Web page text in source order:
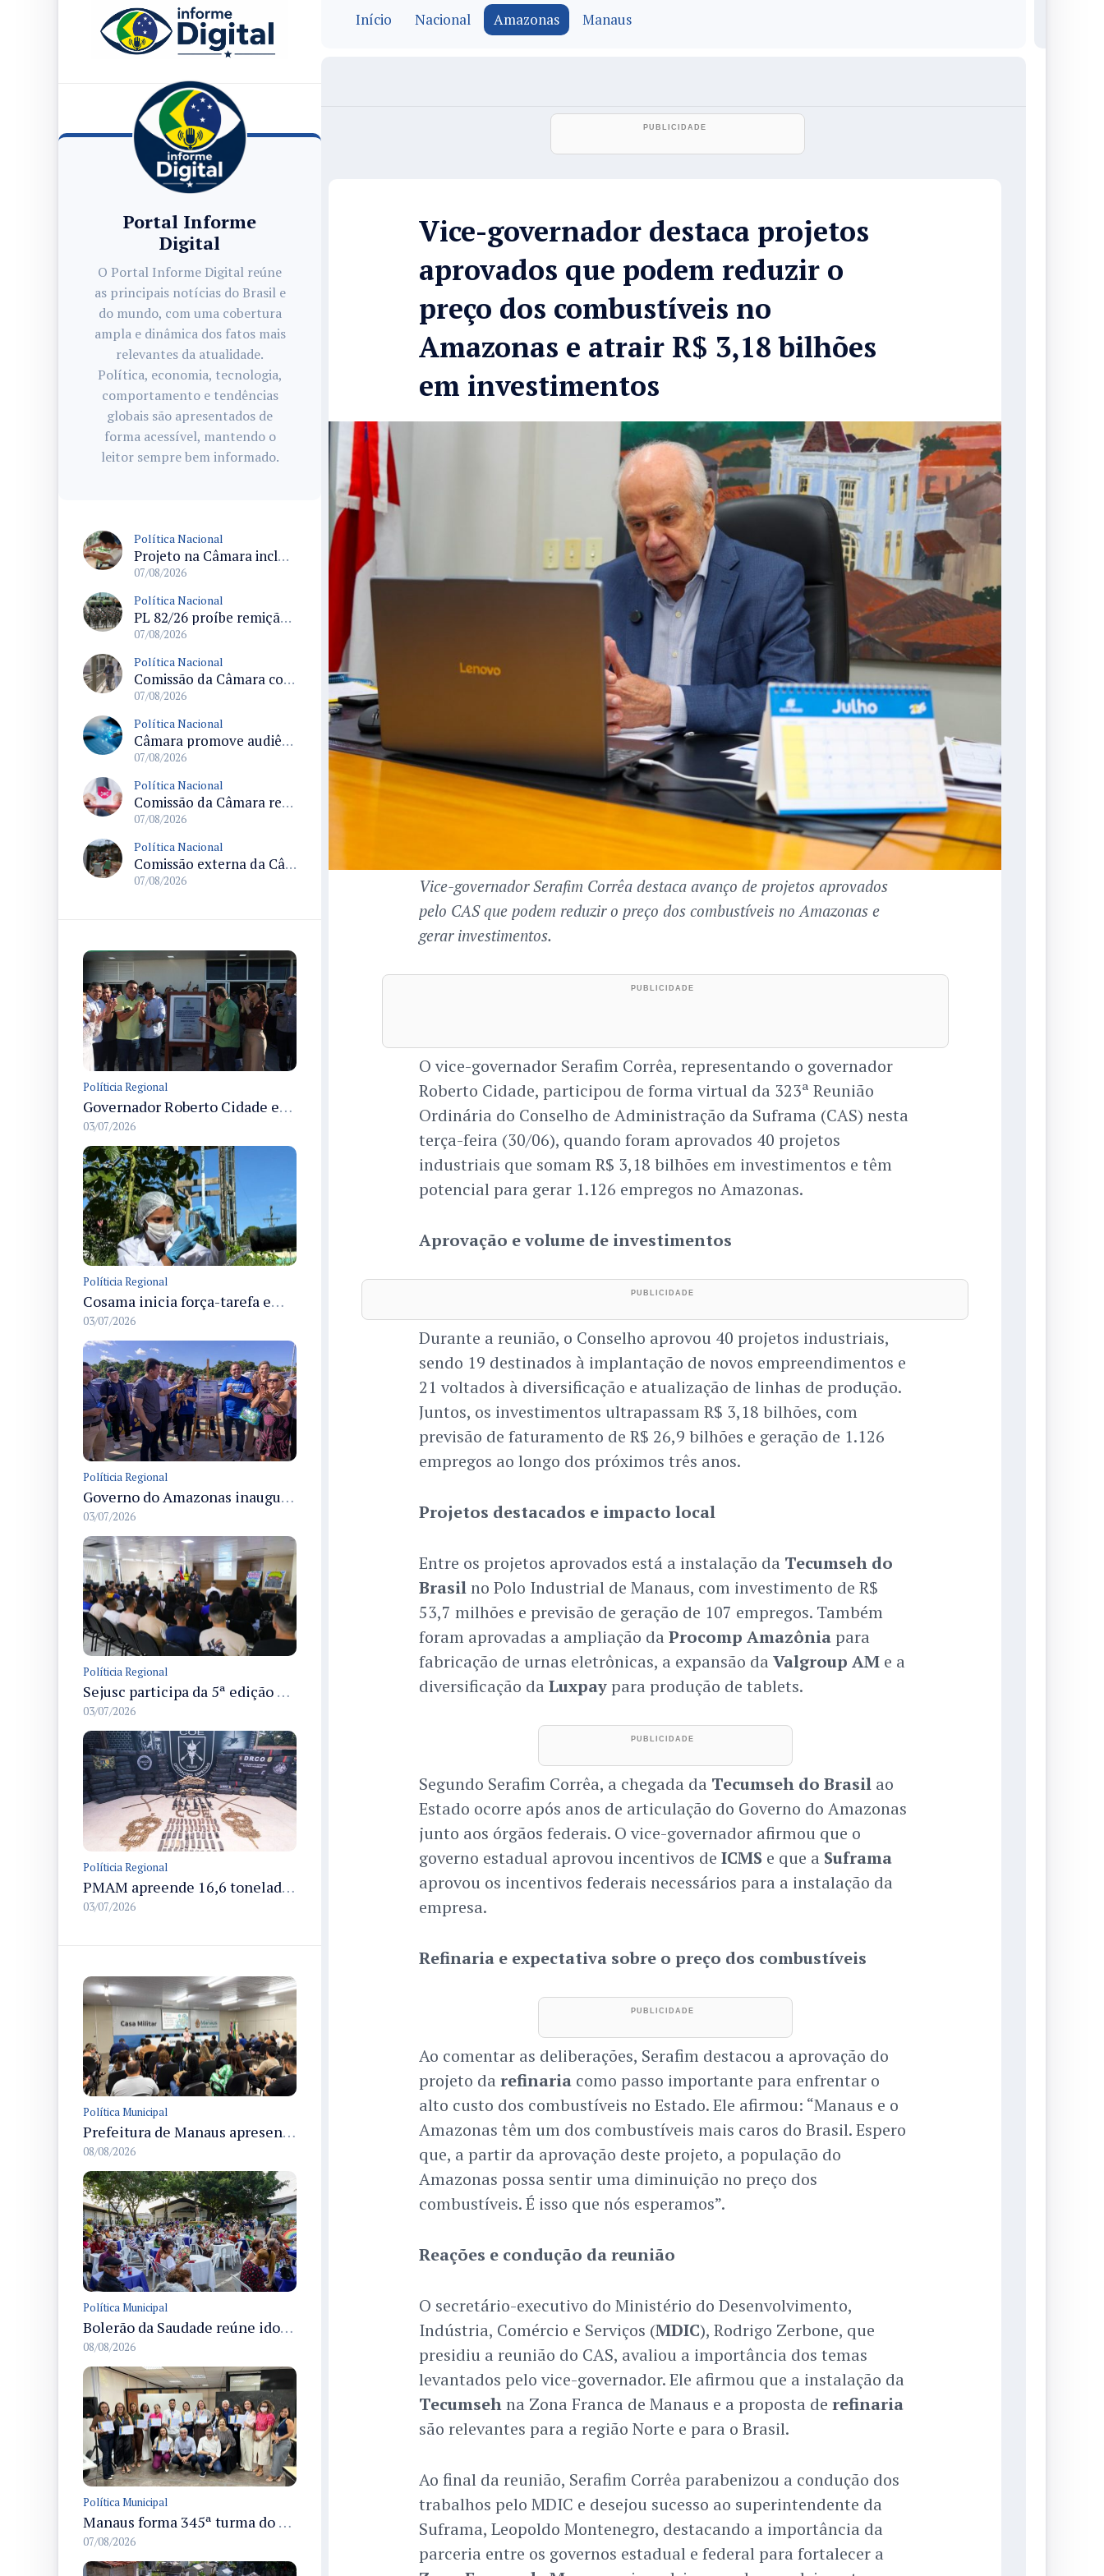
Portal Informe
Digital
O Portal Informe Digital reúne
as principais notícias do Brasil e
do mundo, com uma cobertura
ampla e dinâmica dos fatos mais
relevantes da atualidade.
Política, economia, tecnologia,
comportamento e tendências
globais são apresentados de
forma acessível, mantendo o
leitor sempre bem informado.
Política Nacional
Projeto na Câmara inclui estudantes com deficiência no regime escolar especial da LDB e estabelece critérios para frequência
07/08/2026
Política Nacional
PL 82/26 proíbe remição de pena por trabalho em funções militares para condenados por crimes contra o Estado Democrático de Direito
07/08/2026
Política Nacional
Comissão da Câmara convoca audiência para discutir misoginia nas escolas e universidades após divulgação de listas misóginas
07/08/2026
Política Nacional
Câmara promove audiência sobre Marco de Fomento à Economia Digital e impactos da inteligência artificial
07/08/2026
Política Nacional
Comissão da Câmara realiza audiência sobre apostas online para medir o tamanho do mercado ilegal
07/08/2026
Política Nacional
Comissão externa da Câmara convoca audiência pública sobre chuvas na Zona da Mata de Minas Gerais e impactos em Juiz de Fora
07/08/2026
Políticia Regional
Governador Roberto Cidade entrega readequação do ambulatório da FCecon e amplia capacidade de atendimento oncológico em Manaus
03/07/2026
Políticia Regional
Cosama inicia força-tarefa em Anamã para fortalecer abastecimento de água e segurança hídrica da população
03/07/2026
Políticia Regional
Governo do Amazonas inaugura primeiro Castramóvel Fluvial para atendimento veterinário às comunidades ribeirinhas e castração gratuita
03/07/2026
Políticia Regional
Sejusc participa da 5ª edição do Caminhos Literários com foco na cultura hip-hop nas unidades socioeducativas
03/07/2026
Políticia Regional
PMAM apreende 16,6 toneladas de entorpecentes e registra aumento nas prisões em flagrante e nas capturas de foragidos no primeiro semestre de 2026
03/07/2026
Política Municipal
Prefeitura de Manaus apresenta Plano de Integridade da CGM e qualifica servidores para governança e conformidade no biênio 2027-2028
08/08/2026
Política Municipal
Bolerão da Saudade reúne idosos em Dia dos Pais promovido pela Fundação Dr. Thomas em Manaus
08/08/2026
Política Municipal
Manaus forma 345ª turma do Empretec e amplia qualificação de empreendedores na cidade
07/08/2026
Início Nacional Amazonas Manaus
Vice-governador destaca projetos
aprovados que podem reduzir o
preço dos combustíveis no
Amazonas e atrair R$ 3,18 bilhões
em investimentos
Vice-governador Serafim Corrêa destaca avanço de projetos aprovados
pelo CAS que podem reduzir o preço dos combustíveis no Amazonas e
gerar investimentos.
O vice-governador Serafim Corrêa, representando o governador
Roberto Cidade, participou de forma virtual da 323ª Reunião
Ordinária do Conselho de Administração da Suframa (CAS) nesta
terça-feira (30/06), quando foram aprovados 40 projetos
industriais que somam R$ 3,18 bilhões em investimentos e têm
potencial para gerar 1.126 empregos no Amazonas.
Aprovação e volume de investimentos
Durante a reunião, o Conselho aprovou 40 projetos industriais,
sendo 19 destinados à implantação de novos empreendimentos e
21 voltados à diversificação e atualização de linhas de produção.
Juntos, os investimentos ultrapassam R$ 3,18 bilhões, com
previsão de faturamento de R$ 26,9 bilhões e geração de 1.126
empregos ao longo dos próximos três anos.
Projetos destacados e impacto local
Entre os projetos aprovados está a instalação da Tecumseh do
Brasilno Polo Industrial de Manaus, com investimento de R$
53,7 milhões e previsão de geração de 107 empregos. Também
foram aprovadas a ampliação da Procomp Amazôniapara
fabricação de urnas eletrônicas, a expansão da Valgroup AMe a
diversificação da Luxpaypara produção de tablets.
Segundo Serafim Corrêa, a chegada da Tecumseh do Brasilao
Estado ocorre após anos de articulação do Governo do Amazonas
junto aos órgãos federais. O vice-governador afirmou que o
governo estadual aprovou incentivos de ICMS e que a Suframa
aprovou os incentivos federais necessários para a instalação da
empresa.
Refinaria e expectativa sobre o preço dos combustíveis
Ao comentar as deliberações, Serafim destacou a aprovação do
projeto da refinariacomo passo importante para enfrentar o
alto custo dos combustíveis no Estado. Ele afirmou: “Manaus e o
Amazonas têm um dos combustíveis mais caros do Brasil. Espero
que, a partir da aprovação deste projeto, a população do
Amazonas possa sentir uma diminuição no preço dos
combustíveis. É isso que nós esperamos”.
Reações e condução da reunião
O secretário-executivo do Ministério do Desenvolvimento,
Indústria, Comércio e Serviços (MDIC), Rodrigo Zerbone, que
presidiu a reunião do CAS, avaliou a importância dos temas
levantados pelo vice-governador. Ele afirmou que a instalação da
Tecumsehna Zona Franca de Manaus e a proposta de refinaria
são relevantes para a região Norte e para o Brasil.
Ao final da reunião, Serafim Corrêa parabenizou a condução dos
trabalhos pelo MDIC e desejou sucesso ao superintendente da
Suframa, Leopoldo Montenegro, destacando a importância da
parceria entre os governos estadual e federal para fortalecer a